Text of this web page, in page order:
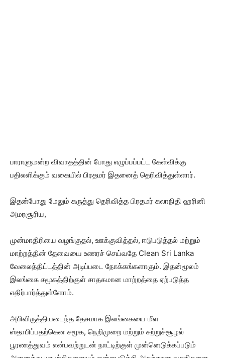
பாராளுமன்ற விவாதத்தின் போது எழுப்பப்பட்ட கேள்விக்கு
பதிலளிக்கும் வகையில் பிரதமர் இதனைத் தெரிவித்துள்ளார்.
இதன்போது மேலும் கருத்து தெரிவித்த பிரதமர் கலாநிதி ஹரினி
அமரசூரிய,
முன்மாதிரியை வழங்குதல், ஊக்குவித்தல், ஈடுபடுத்தல் மற்றும்
மாற்றத்தின் தேவையை உணரச் செய்வதே Clean Sri Lanka
வேலைத்திட்டத்தின் அடிப்படை நோக்கங்களாகும். இதன்மூலம்
இலங்கை சமூகத்திற்குள் சாதகமான மாற்றத்தை ஏற்படுத்த
எதிர்பார்த்துள்ளோம்.
அபிவிருத்தியடைந்த தேசமாக இலங்கையை மீள
ஸ்தாபிப்பதற்கென சமூக, நெறிமுறை மற்றும் சுற்றுச்சூழல்
பூரணத்துவம் என்பவற்றுடன் நாட்டிற்குள் முன்னெடுக்கப்படும்